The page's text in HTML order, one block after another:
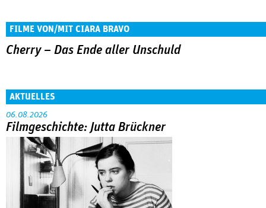
FILME VON/MIT CIARA BRAVO
Cherry – Das Ende aller Unschuld
AKTUELLES
06.08.2026
Filmgeschichte: Jutta Brückner